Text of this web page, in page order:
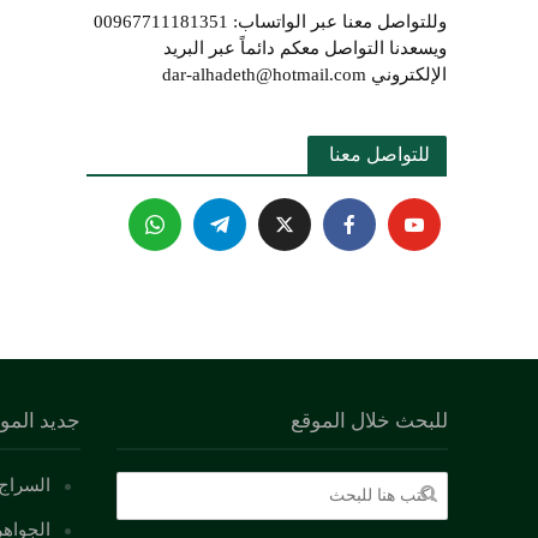
وللتواصل معنا عبر الواتساب: 00967711181351
ويسعدنا التواصل معكم دائماً عبر البريد
الإلكتروني dar-alhadeth@hotmail.com
للتواصل معنا
جديد للبحث خلال الموقع